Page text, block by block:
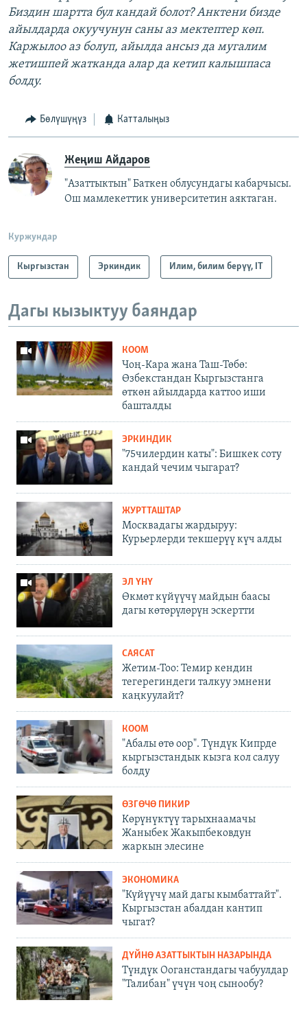
Биздин шартта бул кандай болот? Анктени бизде
айылдарда окуучунун саны аз мектептер көп.
Каржылоо аз болуп, айылда ансыз да мугалим
жетишпей жатканда алар да кетип калышпаса
болду.
Бөлүшүңүз Катталыңыз
Жеңиш Айдаров
"Азаттыктын" Баткен облусундагы кабарчысы.
Ош мамлекеттик университетин аяктаган.
Куржундар
Кыргызстан Эркиндик Илим, билим берүү, IT
Дагы кызыктуу баяндар
КООМ
Чоң-Кара жана Таш-Төбө:
Өзбекстандан Кыргызстанга
өткөн айылдарда каттоо иши
башталды
ЭРКИНДИК
"75чилердин каты": Бишкек соту
кандай чечим чыгарат?
ЖУРТТАШТАР
Москвадагы жардыруу:
Курьерлерди текшерүү күч алды
ЭЛ ҮНҮ
Өкмөт күйүүчү майдын баасы
дагы көтөрүлөрүн эскертти
САЯСАТ
Жетим-Тоо: Темир кендин
тегерегиндеги талкуу эмнени
каңкуулайт?
КООМ
"Абалы өтө оор". Түндүк Кипрде
кыргызстандык кызга кол салуу
болду
ӨЗГӨЧӨ ПИКИР
Көрүнүктүү тарыхнаамачы
Жаныбек Жакыпбековдун
жаркын элесине
ЭКОНОМИКА
"Күйүүчү май дагы кымбаттайт".
Кыргызстан абалдан кантип
чыгат?
ДҮЙНӨ АЗАТТЫКТЫН НАЗАРЫНДА
Түндүк Ооганстандагы чабуулдар
"Талибан" үчүн чоң сынообу?